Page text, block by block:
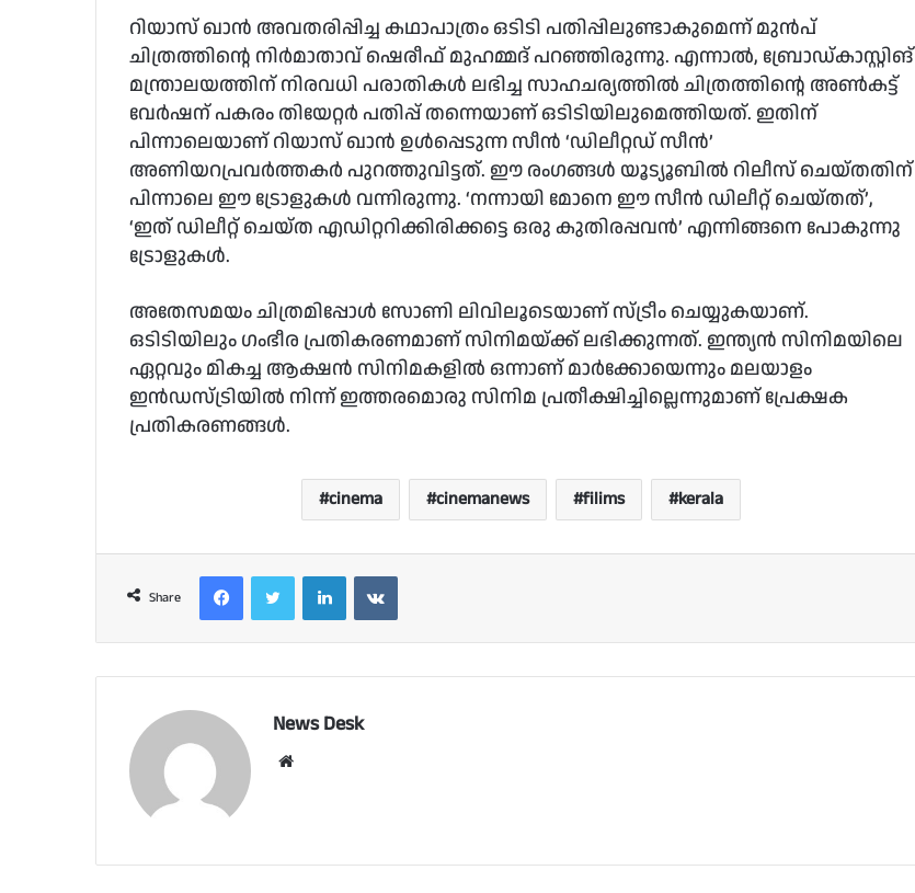
റിയാസ് ഖാൻ അവതരിപ്പിച്ച കഥാപാത്രം ഒടിടി പതിപ്പിലുണ്ടാകുമെന്ന് മുൻപ്
ചിത്രത്തിന്റെ നിർമാതാവ് ഷെരീഫ് മുഹമ്മദ് പറഞ്ഞിരുന്നു. എന്നാൽ, ബ്രോഡ്കാസ്റ്റിങ്
മന്ത്രാലയത്തിന് നിരവധി പരാതികൾ ലഭിച്ച സാഹചര്യത്തിൽ ചിത്രത്തിന്റെ അൺകട്ട്
വേർഷന് പകരം തിയേറ്റർ പതിപ്പ് തന്നെയാണ് ഒടിടിയിലുമെത്തിയത്. ഇതിന്
പിന്നാലെയാണ് റിയാസ് ഖാൻ ഉൾപ്പെടുന്ന സീൻ ‘ഡിലീറ്റഡ് സീൻ’
അണിയറപ്രവർത്തകർ പുറത്തുവിട്ടത്. ഈ രംഗങ്ങൾ യൂട്യൂബിൽ റിലീസ് ചെയ്തതിന്
പിന്നാലെ ഈ ട്രോളുകൾ വന്നിരുന്നു. ‘നന്നായി മോനെ ഈ സീൻ ഡിലീറ്റ് ചെയ്തത്’,
‘ഇത് ഡിലീറ്റ് ചെയ്ത എഡിറ്ററിക്കിരിക്കട്ടെ ഒരു കുതിരപ്പവൻ’ എന്നിങ്ങനെ പോകുന്നു
ട്രോളുകൾ.
അതേസമയം ചിത്രമിപ്പോൾ സോണി ലിവിലൂടെയാണ് സ്ട്രീം ചെയ്യുകയാണ്.
ഒടിടിയിലും ഗംഭീര പ്രതികരണമാണ് സിനിമയ്ക്ക് ലഭിക്കുന്നത്. ഇന്ത്യൻ സിനിമയിലെ
ഏറ്റവും മികച്ച ആക്ഷൻ സിനിമകളിൽ ഒന്നാണ് മാർക്കോയെന്നും മലയാളം
ഇൻഡസ്ട്രിയിൽ നിന്ന് ഇത്തരമൊരു സിനിമ പ്രതീക്ഷിച്ചില്ലെന്നുമാണ് പ്രേക്ഷക
പ്രതികരണങ്ങൾ.
cinema cinemanews filims kerala
Share
FacebookTwitter LinkedInVKontakte
News Desk